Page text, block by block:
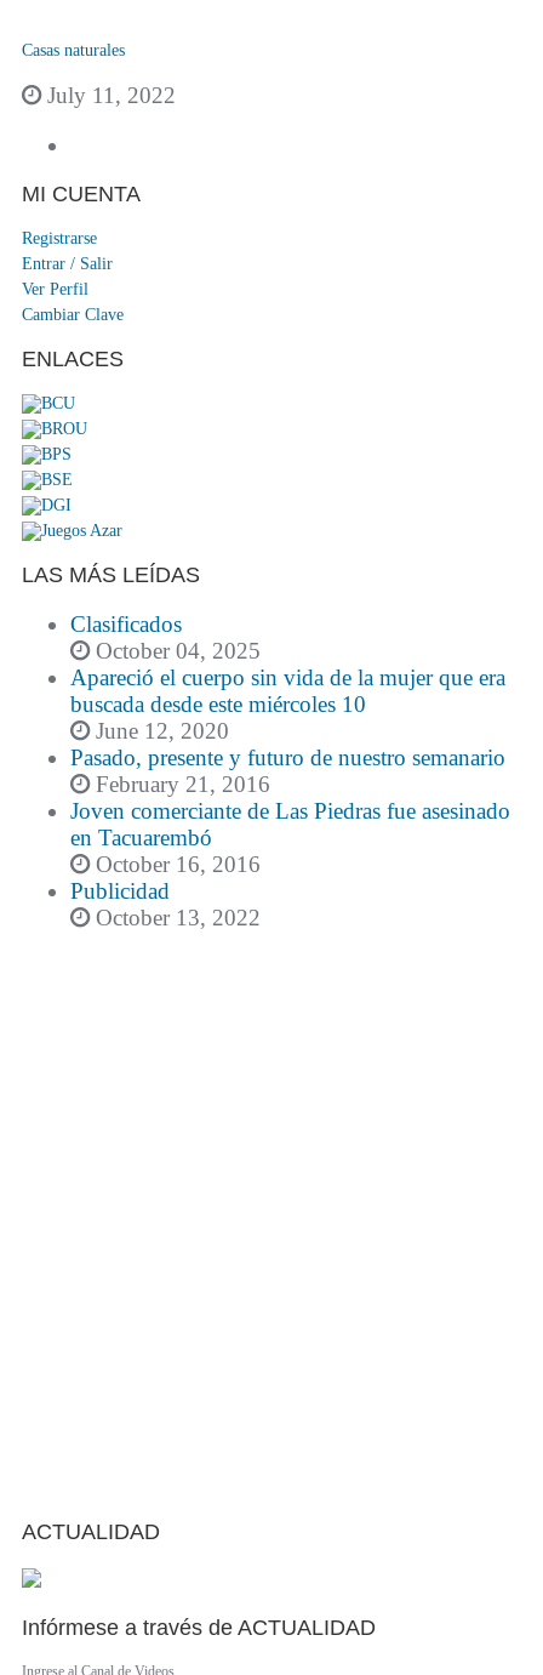
Casas naturales
July 11, 2022
MI CUENTA
Registrarse
Entrar / Salir
Ver Perfil
Cambiar Clave
ENLACES
LAS MÁS LEÍDAS
Clasificados
October 04, 2025
Apareció el cuerpo sin vida de la mujer que era
buscada desde este miércoles 10
June 12, 2020
Pasado, presente y futuro de nuestro semanario
February 21, 2016
Joven comerciante de Las Piedras fue asesinado
en Tacuarembó
October 16, 2016
Publicidad
October 13, 2022
ACTUALIDAD
Infórmese a través de ACTUALIDAD